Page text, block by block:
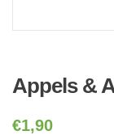
Appels &
€1,90